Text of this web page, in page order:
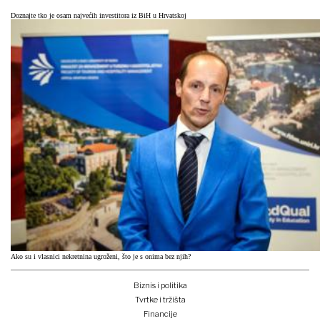
Doznajte tko je osam najvećih investitora iz BiH u Hrvatskoj
Ako su i vlasnici nekretnina ugroženi, što je s onima bez njih?
Biznis i politika
Tvrtke i tržišta
Financije